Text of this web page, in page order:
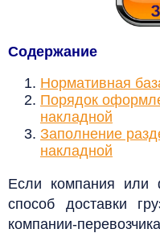
Содержание
Нормативная
Порядок
накладной
Заполнение
накладной
Если компания или
способ доставки
компании-